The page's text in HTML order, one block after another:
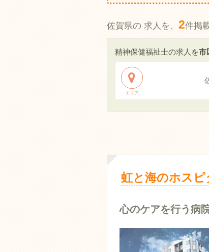
佐賀県の 求人を、 2件掲
精神保健福祉士の求人を市
エリア
虹と海のホスピ
心のケアを行う病